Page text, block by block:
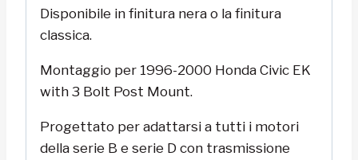
Disponibile in finitura nera o la finitura
classica.
Montaggio per 1996-2000 Honda Civic EK
with 3 Bolt Post Mount.
Progettato per adattarsi a tutti i motori
della serie B e serie D con trasmissione